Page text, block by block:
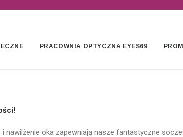
PRACOWNIA OPTYCZNA EYES69
i nawilżenie oka zapewniają nasze fantastyczne